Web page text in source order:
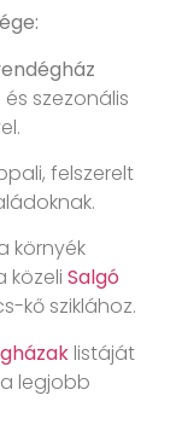
szezonális
felszerelt
környék
közeli Salgó
kő sziklához.
listáját
legjobb